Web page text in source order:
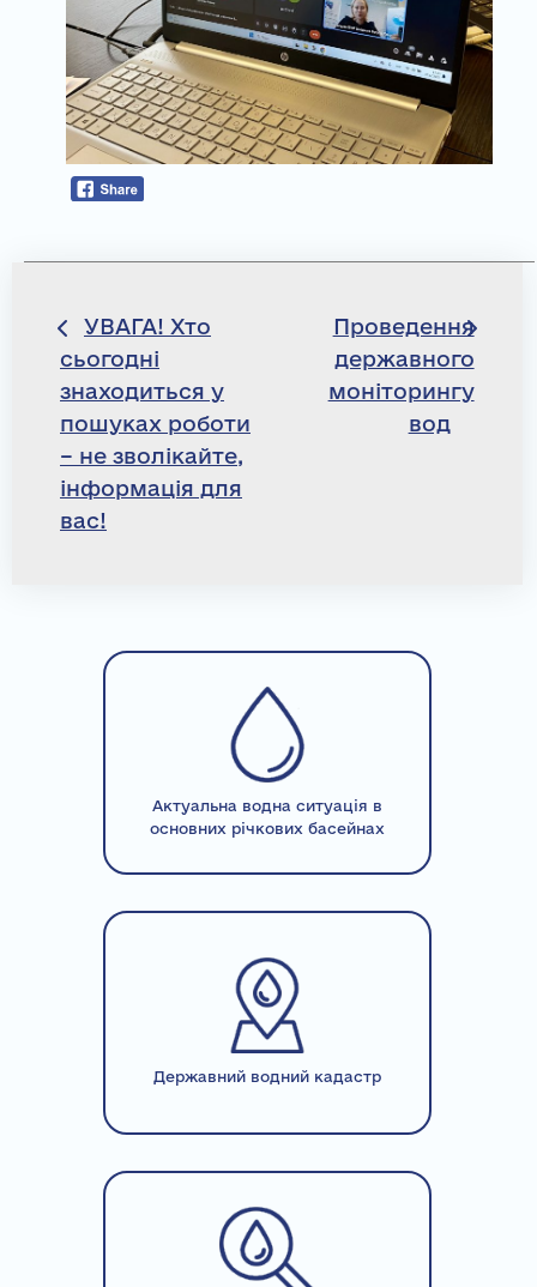
Навігація
записів
УВАГА! Хто
сьогодні
знаходиться у
пошуках роботи
– не зволікайте,
інформація для
вас!
Проведення
державного
моніторингу
вод
Актуальна водна ситуація в
основних річкових басейнах
Державний водний кадастр